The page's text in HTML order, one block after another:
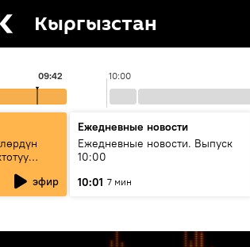
Кыргызстан
10:00
09:42
эфир
Ежедневные новости
Ежедневные новости. Выпуск
10:00
10:01 7 мин